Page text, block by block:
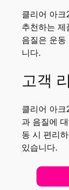
클리어 아크
추천하는
음질은 운동
니다.
고객
클리어 아
과 음질에
동 시 편리
있습니다.